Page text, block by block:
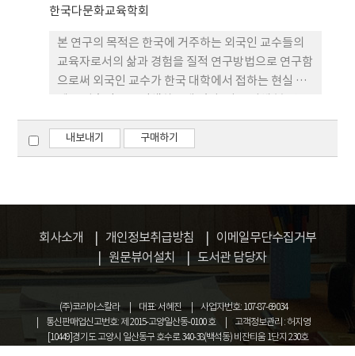
등의 노력이 요구된다고 할 수 있다. 이 연구는 학교
육의 발전을 위해 서로 협력할 수 있는 동기를 부여하
고 교사의 다문화 교육 교수효능감을 높이기 위한 방
안을 강구해야 한다는 점을 시사하고 있다.
한국다문화교육학회
본 연구의 목적은 한국에 거주하는 외국인 교수들의
교육자로서의 삶과 경험을 질적 연구방법으로 연구함
으로써 외국인 교수가 한국 대학에서 접하는 현실 문
는 세 명의 외국인 교수를 선정, 내러티브 탐구를 통하
여 연구 참여자의 생생한 목소리가 반영된 자료를 수
집하고 분석하는 방법을 사용하였다. 연구결과 외국
있었다. 첫째, 연구 참여자들은 무엇보다도 자신이 속
한 대학의 진정한 구성원으로서 인정받기를 원하고
있었지만 현실에서는 의사결정 과정에서의 배제와 동
료의 부재를 경험하고 있었다. 둘째, 연구 참여자들은
리더십이 부족하다고 느끼고, 이들의 부재가 한국 대
학 시스템의 적응에 대한 어려움을 배가시키는 중요
한 요인이라고 지적했다. 셋째, 자신들이 대학에서 목
내보내기 구매하기
회사소개 개인정보취급방침
이메일무단수집거부
원문뷰어설치
도서관 담당자
(주)코리아스칼라 대표: 서혜진
사업자번호: 107-87-69034
통신판매업신고번호: 제 2015-고양일산동-0100 호
고객정보관리 : 허지영
[10449]경기도 고양시 일산동구 호수로 340-38(백석동) 비잔티움 1단지 230호